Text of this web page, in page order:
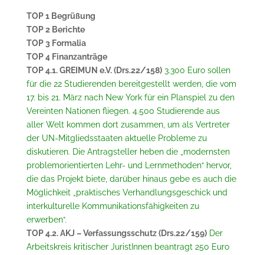
TOP 1 Begrüßung
TOP 2 Berichte
TOP 3 Formalia
TOP 4 Finanzanträge
TOP 4.1. GREIMUN e.V. (Drs.22/158) 3.300 Euro sollen
für die 22 Studierenden bereitgestellt werden, die vom
17. bis 21. März nach New York für ein Planspiel zu den
Vereinten Nationen fliegen. 4.500 Studierende aus
aller Welt kommen dort zusammen, um als Vertreter
der UN-Mitgliedsstaaten aktuelle Probleme zu
diskutieren. Die Antragsteller heben die „modernsten
problemorientierten Lehr- und Lernmethoden“ hervor,
die das Projekt biete, darüber hinaus gebe es auch die
Möglichkeit „praktisches Verhandlungsgeschick und
interkulturelle Kommunikationsfähigkeiten zu
erwerben“.
TOP 4.2. AKJ – Verfassungsschutz (Drs.22/159) Der
Arbeitskreis kritischer JuristInnen beantragt 250 Euro